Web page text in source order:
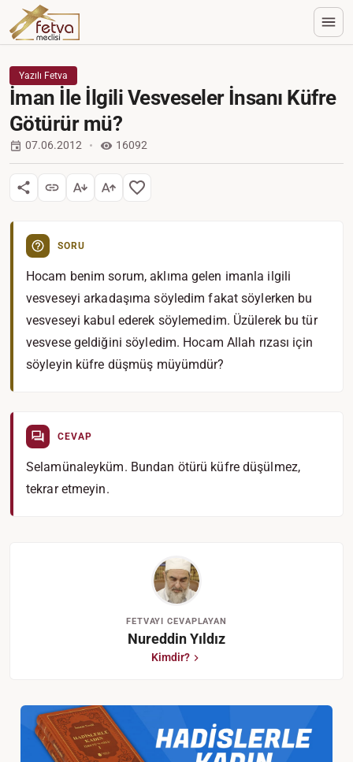
Yazılı Fetva
İman İle İlgili Vesveseler İnsanı Küfre
Götürür mü?
07.06.2012 16092
SORU
Hocam benim sorum, aklıma gelen imanla ilgili
vesveseyi arkadaşıma söyledim fakat söylerken bu
vesveseyi kabul ederek söylemedim. Üzülerek bu tür
vesvese geldiğini söyledim. Hocam Allah rızası için
söyleyin küfre düşmüş müyümdür?
CEVAP
Selamünaleyküm. Bundan ötürü küfre düşülmez,
tekrar etmeyin.
FETVAYI CEVAPLAYAN
Nureddin Yıldız
Kimdir?